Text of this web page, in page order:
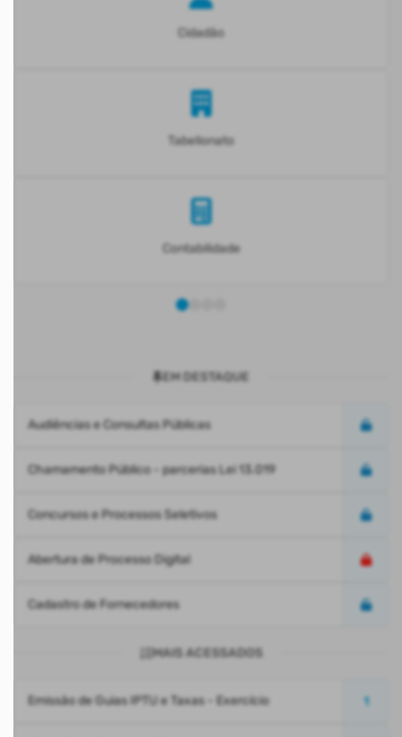
Cidadão
Tabelionato
Contabilidade
EM DESTAQUE
Audiências e Consultas Públicas
Chamamento Público - parcerias Lei 13.019
Concursos e Processos Seletivos
Abertura de Processo Digital
Cadastro de Fornecedores
MAIS ACESSADOS
Emissão de Guias IPTU e Taxas - Exercício 1